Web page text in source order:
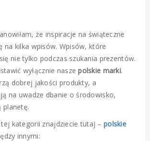
że inspiracje na świąteczne
na kilka wpisów. Wpisów, które
nie tylko podczas szukania prezentów.
wyłącznie naszepolskie marki.
dobrej jakości produkty, a
na uwadze dbanie o środowisko,
planetę.
kategorii znajdziecie tutaj – polskie
innymi: